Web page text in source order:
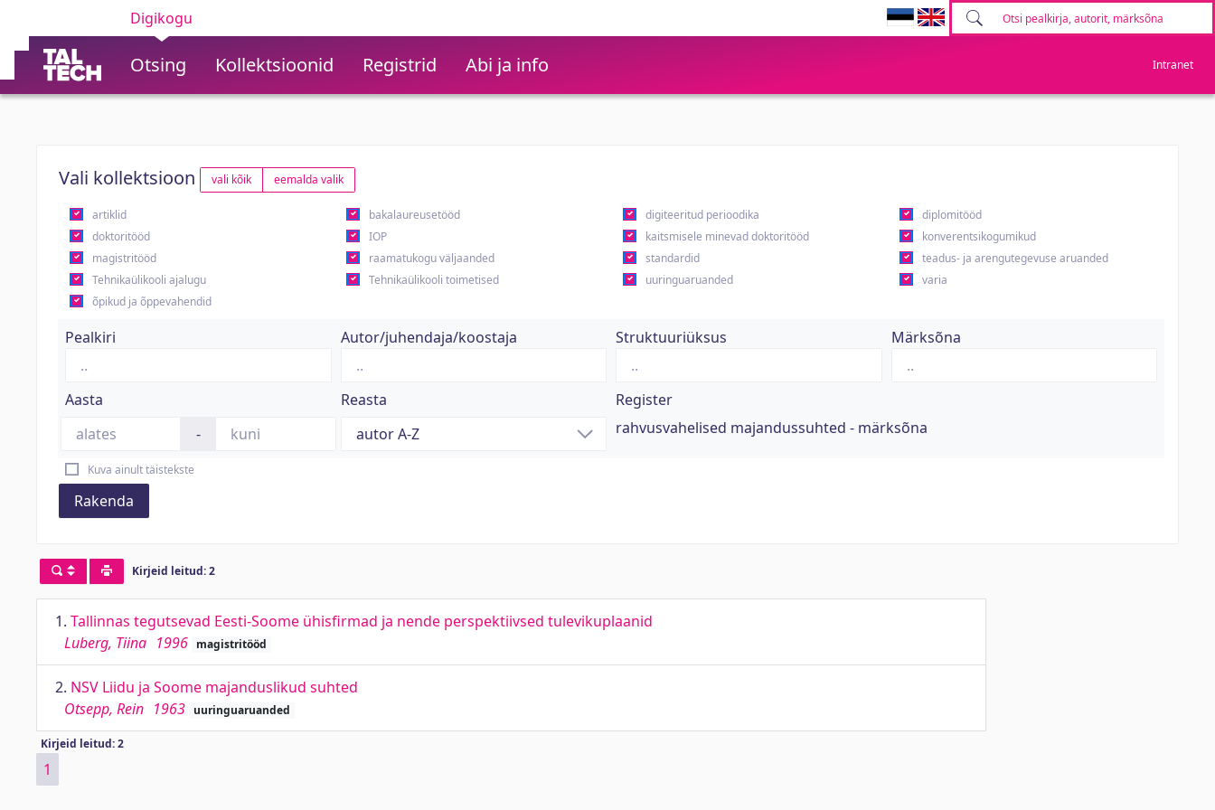
Digikogu
Otsing Kollektsioonid Registrid Abi ja info Intranet
Vali kollektsioon vali kõik eemalda valik
artiklid bakalaureusetööd digiteeritud perioodika
diplomitööd
doktoritööd
IOP kaitsmisele minevad doktoritööd
konverentsikogumikud
magistritööd
raamatukogu väljaanded standardid
teadus- ja arengutegevuse aruanded
Tehnikaülikooli ajalugu
Tehnikaülikooli toimetised uuringuaruanded
varia
õpikud ja õppevahendid
Pealkiri Autor/juhendaja/koostaja Struktuuriüksus Märksõna
Aasta
-
Reasta
Register
rahvusvahelised majandussuhted - märksõna
Kuva ainult täistekste
Rakenda
Kirjeid leitud: 2
1. Tallinnas tegutsevad Eesti-Soome ühisfirmad ja nende perspektiivsed tulevikuplaanid
Luberg, Tiina 1996 magistritööd
2. NSV Liidu ja Soome majanduslikud suhted
Otsepp, Rein 1963 uuringuaruanded
Kirjeid leitud: 2
1